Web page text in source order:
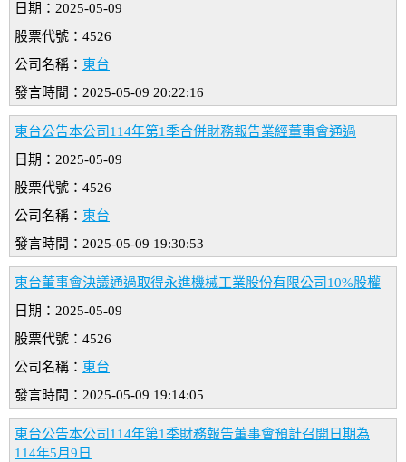
日期：2025-05-09
股票代號：4526
公司名稱： 東台
發言時間：2025-05-09 20:22:16
東台公告本公司114年第1季合併財務報告業經董事會通過
日期：2025-05-09
股票代號：4526
公司名稱： 東台
發言時間：2025-05-09 19:30:53
東台董事會決議通過取得永進機械工業股份有限公司10%股權
日期：2025-05-09
股票代號：4526
公司名稱： 東台
發言時間：2025-05-09 19:14:05
東台公告本公司114年第1季財務報告董事會預計召開日期為
114年5月9日